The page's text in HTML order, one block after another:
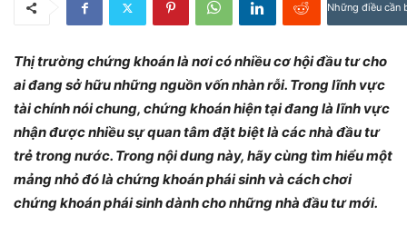
Những điều cần
Thị trường chứng khoán là nơi có nhiều cơ hội đầu tư cho
ai đang sở hữu những nguồn vốn nhàn rỗi. Trong lĩnh vực
tài chính nói chung, chứng khoán hiện tại đang là lĩnh vực
nhận được nhiều sự quan tâm đặt biệt là các nhà đầu tư
trẻ trong nước. Trong nội dung này, hãy cùng tìm hiểu một
mảng nhỏ đó là chứng khoán phái sinh và cách chơi
chứng khoán phái sinh dành cho những nhà đầu tư mới.